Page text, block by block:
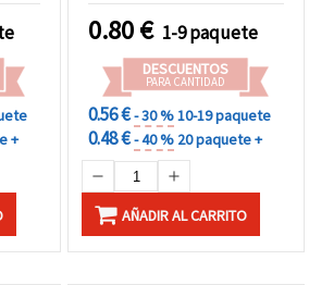
+
Pack de 5 unidades
0.80€ 1-9 paquete
DESCUENTOS
PARA CANTIDAD
0.56 €- 30 %10-19 paquete
0.48 €- 40 % 20 paquete +
AÑADIR AL CARRITO